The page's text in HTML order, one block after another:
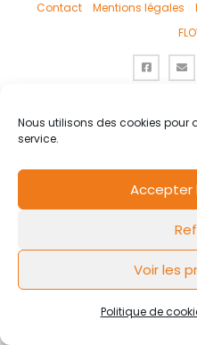
Nous utilisons des cookies pour
service.
Accepter
Voir les
Politique de
Contact
Mentions légales